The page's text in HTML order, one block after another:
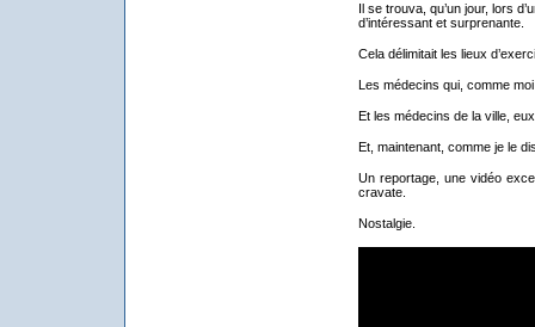
Il se trouva, qu’un jour, lors
d’intéressant et surprenante.
Cela délimitait les lieux
Les médecins qui, comme
Et les médecins de la ville,
Et, maintenant, comme je le
Un reportage, une vidéo
cravate.
Nostalgie.